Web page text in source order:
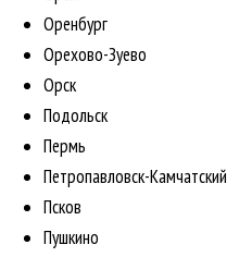
Оренбург
Орехово-Зуево
Орск
Подольск
Пермь
Петропавловск-Камчатский
Псков
Пушкино